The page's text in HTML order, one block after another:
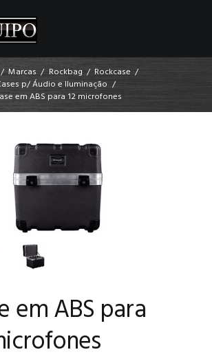
Marcas Rockbag
Rockcase
p/ Áudio e Iluminação
em ABS para 12 microfones
em ABS para